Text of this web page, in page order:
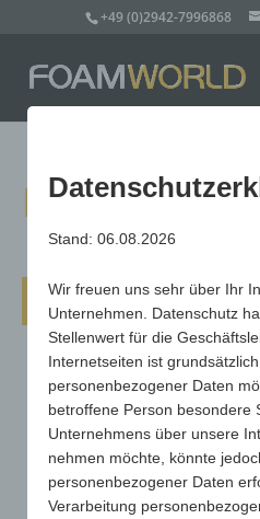
+49 (0)2942-7996868
Kniekissen
Kniekissen Prime
Stand: 06.08.2026
Wir freuen uns sehr über Ihr
Unternehmen. Datenschutz
Stellenwert für die
Internetseiten ist
personenbezogener Daten
betroffene Person besondere
Unternehmens über unsere
nehmen möchte, könnte
personenbezogener Daten
Verarbeitung